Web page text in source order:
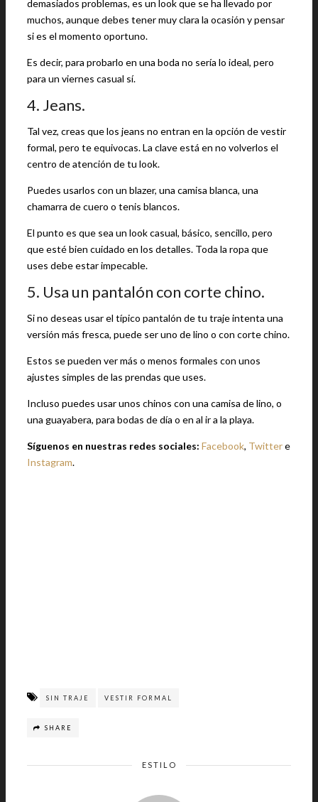
demasiados problemas, es un look que se ha llevado por
muchos, aunque debes tener muy clara la ocasión y pensar
si es el momento oportuno.
Es decir, para probarlo en una boda no sería lo ideal, pero
para un viernes casual sí.
4. Jeans.
Tal vez, creas que los jeans no entran en la opción de vestir
formal, pero te equivocas. La clave está en no volverlos el
centro de atención de tu look.
Puedes usarlos con un blazer, una camisa blanca, una
chamarra de cuero o tenis blancos.
El punto es que sea un look casual, básico, sencillo, pero
que esté bien cuidado en los detalles. Toda la ropa que
uses debe estar impecable.
5. Usa un pantalón con corte chino.
Si no deseas usar el típico pantalón de tu traje intenta una
versión más fresca, puede ser uno de lino o con corte chino.
Estos se pueden ver más o menos formales con unos
ajustes simples de las prendas que uses.
Incluso puedes usar unos chinos con una camisa de lino, o
una guayabera, para bodas de día o en al ir a la playa.
Síguenos en nuestras redes sociales: Facebook, Twittere
Instagram.
SIN TRAJE VESTIR FORMAL
SHARE
ESTILO